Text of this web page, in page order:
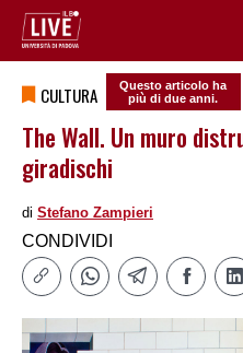
CULTURA
Questo articolo ha
più di due anni.
The Wall. Un muro
giradischi
di Stefano Zampieri
CONDIVIDI